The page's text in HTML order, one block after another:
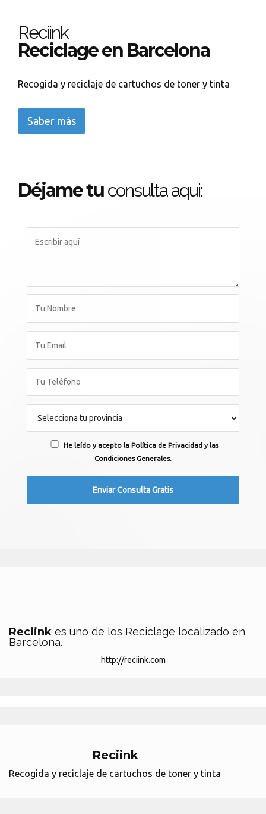
Reciink
Reciclage en Barcelona
Recogida y reciclaje de cartuchos de toner y tinta
Saber más
Déjame tu consulta aqui:
He leído y acepto la Política de Privacidad y las
Condiciones Generales.
Reciink es uno de los Reciclage localizado en
Barcelona.
http://reciink.com
Reciink
Recogida y reciclaje de cartuchos de toner y tinta